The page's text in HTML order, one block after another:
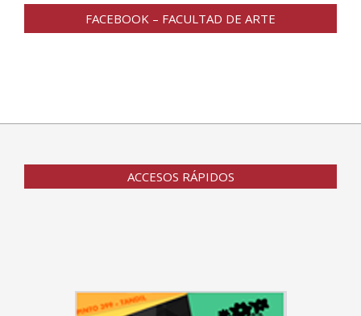
FACEBOOK – FACULTAD DE ARTE
ACCESOS RÁPIDOS